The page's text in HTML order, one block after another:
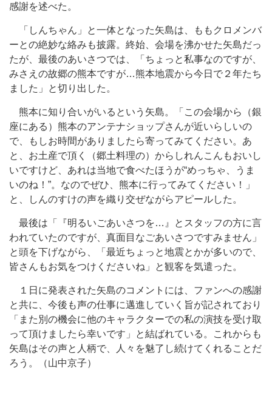
感謝を述べた。
「しんちゃん」と一体となった矢島は、ももクロメンバ
ーとの絶妙な絡みも披露。終始、会場を沸かせた矢島だっ
たが、最後のあいさつでは、「ちょっと私事なのですが、
みさえの故郷の熊本ですが…熊本地震から今日で２年たち
ました」と切り出した。
熊本に知り合いがいるという矢島。「この会場から（銀
座にある）熊本のアンテナショップさんが近いらしいの
で、もしお時間がありましたら寄ってみてください。あ
と、お土産で頂く（郷土料理の）からしれんこんもおいし
いですけど、あれは当地で食べたほうが“めっちゃ、うま
いのね！”。なのでぜひ、熊本に行ってみてください！」
と、しんのすけの声を織り交ぜながらアピールした。
最後は「『明るいごあいさつを…』とスタッフの方に言
われていたのですが、真面目なごあいさつですみません」
と頭を下げながら、「最近ちょっと地震とかが多いので、
皆さんもお気をつけくださいね」と観客を気遣った。
１日に発表された矢島のコメントには、ファンへの感謝
と共に、今後も声の仕事に邁進していく旨が記されており
「また別の機会に他のキャラクターでの私の演技を受け取
って頂けましたら幸いです」と結ばれている。これからも
矢島はその声と人柄で、人々を魅了し続けてくれることだ
ろう。（山中京子）